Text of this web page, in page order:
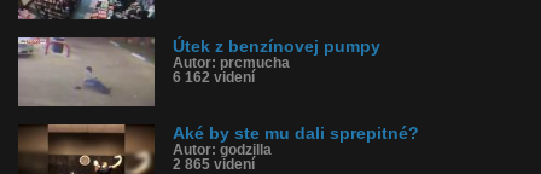
Útek z benzínovej pumpy
Autor: prcmucha
6 162 videní
Aké by ste mu dali sprepitné?
Autor: godzilla
2 865 videní